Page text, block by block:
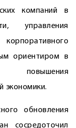
компаний в
управления
ориентиром в
экономики.
обновления
сосредоточил